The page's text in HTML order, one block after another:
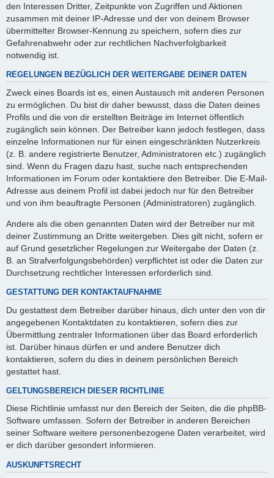
den Interessen Dritter, Zeitpunkte von Zugriffen und Aktionen
zusammen mit deiner IP-Adresse und der von deinem Browser
übermittelter Browser-Kennung zu speichern, sofern dies zur
Gefahrenabwehr oder zur rechtlichen Nachverfolgbarkeit
notwendig ist.
REGELUNGEN BEZÜGLICH DER WEITERGABE DEINER DATEN
Zweck eines Boards ist es, einen Austausch mit anderen Personen
zu ermöglichen. Du bist dir daher bewusst, dass die Daten deines
Profils und die von dir erstellten Beiträge im Internet öffentlich
zugänglich sein können. Der Betreiber kann jedoch festlegen, dass
einzelne Informationen nur für einen eingeschränkten Nutzerkreis
(z. B. andere registrierte Benutzer, Administratoren etc.) zugänglich
sind. Wenn du Fragen dazu hast, suche nach entsprechenden
Informationen im Forum oder kontaktiere den Betreiber. Die E-Mail-
Adresse aus deinem Profil ist dabei jedoch nur für den Betreiber
und von ihm beauftragte Personen (Administratoren) zugänglich.
Andere als die oben genannten Daten wird der Betreiber nur mit
deiner Zustimmung an Dritte weitergeben. Dies gilt nicht, sofern er
auf Grund gesetzlicher Regelungen zur Weitergabe der Daten (z.
B. an Strafverfolgungsbehörden) verpflichtet ist oder die Daten zur
Durchsetzung rechtlicher Interessen erforderlich sind.
GESTATTUNG DER KONTAKTAUFNAHME
Du gestattest dem Betreiber darüber hinaus, dich unter den von dir
angegebenen Kontaktdaten zu kontaktieren, sofern dies zur
Übermittlung zentraler Informationen über das Board erforderlich
ist. Darüber hinaus dürfen er und andere Benutzer dich
kontaktieren, sofern du dies in deinem persönlichen Bereich
gestattet hast.
GELTUNGSBEREICH DIESER RICHTLINIE
Diese Richtlinie umfasst nur den Bereich der Seiten, die die phpBB-
Software umfassen. Sofern der Betreiber in anderen Bereichen
seiner Software weitere personenbezogene Daten verarbeitet, wird
er dich darüber gesondert informieren.
AUSKUNFTSRECHT